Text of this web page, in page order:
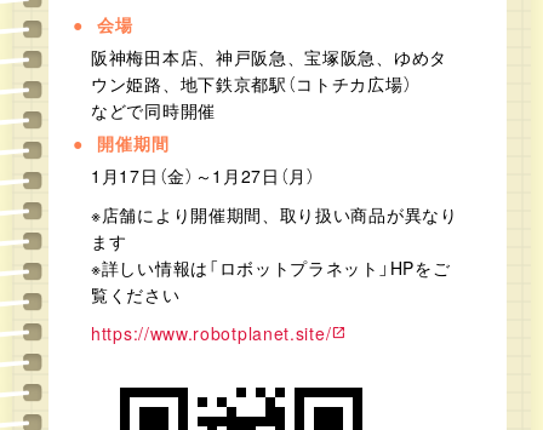
会場
阪神梅田本店、神戸阪急、宝塚阪急、ゆめタ
ウン姫路、地下鉄京都駅（コトチカ広場）
などで同時開催
開催期間
1月17日（金）～1月27日（月）
※店舗により開催期間、取り扱い商品が異なり
ます
※詳しい情報は「ロボットプラネット」HPをご
覧ください
https://www.robotplanet.site/open_in_new